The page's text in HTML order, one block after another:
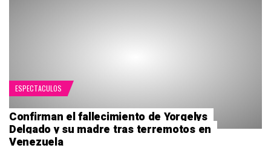
ESPECTACULOS
Confirman el fallecimiento de Yorgelys
Delgado y su madre tras terremotos en
Venezuela